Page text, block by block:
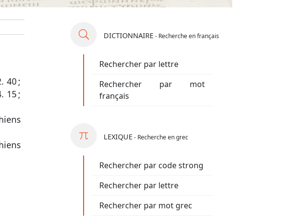
40;
15 ;
DICTIONNAIRE- Recherche en français
Rechercher par lettre
Rechercher par mot
français
LEXIQUE- Recherche en grec
Rechercher par code strong
Rechercher par lettre
Rechercher par mot grec